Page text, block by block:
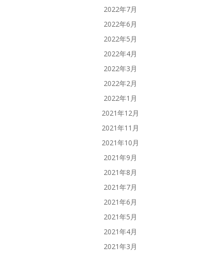
2022年7月
2022年6月
2022年5月
2022年4月
2022年3月
2022年2月
2022年1月
2021年12月
2021年11月
2021年10月
2021年9月
2021年8月
2021年7月
2021年6月
2021年5月
2021年4月
2021年3月